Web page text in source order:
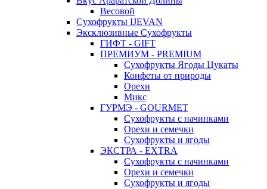
Весовой
Сухофрукты IJEVAN
Эксклюзивные Сухофрукты
ГИФТ - GIFT
ПРЕМИУМ - PREMIUM
Сухофрукты Ягоды Цукаты
Конфеты от природы
Орехи
Микс
ГУРМЭ - GOURMET
Сухофрукты с начинками
Орехи и семечки
Сухофрукты и ягоды
ЭКСТРА - EXTRA
Сухофрукты с начинками
Орехи и семечки
Сухофрукты и ягоды